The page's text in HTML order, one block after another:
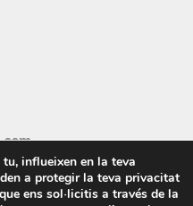
influeixen en la teva
a protegir la teva privacitat
ens sol·licitis a través de la